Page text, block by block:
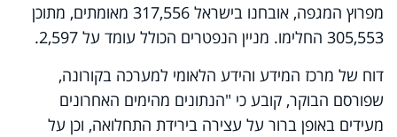
מפרוץ המגפה, אובחנו בישראל 317,556 מאומתים, מתוכן
305,553 החלימו. מניין הנפטרים הכולל עומד על 2,597.
דוח של מרכז המידע והידע הלאומי למערכה בקורונה,
שפורסם הבוקר, קובע כי "הנתונים מהימים האחרונים
מעידים באופן ברור על עצירה בירידת התחלואה, וכן על